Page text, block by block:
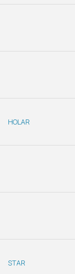
HOLAR
STAR